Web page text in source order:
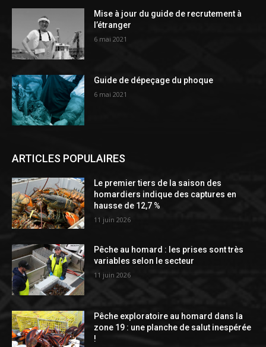
Mise à jour du guide de recrutement à
l’étranger
6 mai 2021
Guide de dépeçage du phoque
6 mai 2021
ARTICLES POPULAIRES
Le premier tiers de la saison des
homardiers indique des captures en
hausse de 12,7 %
11 juin 2026
Pêche au homard : les prises sont très
variables selon le secteur
11 juin 2026
Pêche exploratoire au homard dans la
zone 19 : une planche de salut inespérée
!